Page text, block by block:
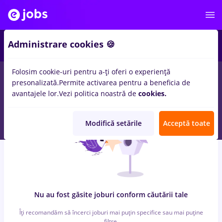
locuri de muncaalimentatie publica, Full timein
acasa)pentruFara experientainConstructii / Instalatii
Nu au fost găsite joburi conform căutării tale
Îți recomandăm să încerci joburi mai puțin specifice sau mai puține
Administrare cookies 🍪
Folosim cookie-uri pentru a-ți oferi o experiență
presonalizată.Permite activarea pentru a beneficia de
avantajele lor.Vezi politica noastră de cookies.
Modifică setările Acceptă toate